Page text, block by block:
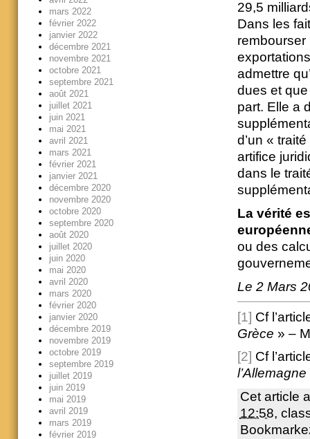
29,5
Dans les
admettre
dues et que
part. Elle a
d’un «
artifice
dans le
La vérité
ou des
Le 2 Mars
[1] Cf
Grèce » –
[2] Cf
Cet article
12:58,
mars 2022
février 2022
janvier 2022
décembre 2021
novembre 2021
octobre 2021
septembre 2021
août 2021
juillet 2021
juin 2021
mai 2021
avril 2021
mars 2021
février 2021
janvier 2021
décembre 2020
novembre 2020
octobre 2020
septembre 2020
août 2020
juillet 2020
juin 2020
mai 2020
avril 2020
mars 2020
février 2020
janvier 2020
décembre 2019
novembre 2019
octobre 2019
septembre 2019
juillet 2019
juin 2019
mai 2019
avril 2019
mars 2019
février 2019